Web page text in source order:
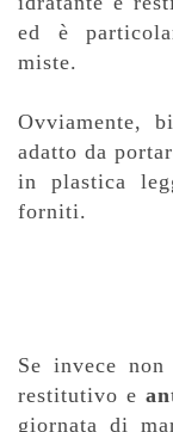
ed è
miste.
Ovviamente,
adatto da
in plastica
forniti.
Se invece
restitutivo e
giornata di